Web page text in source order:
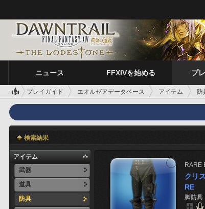
ニュース FFXIVを始める プ
プレイガイド エオルゼアデータベース アイテム 防
検索結果
アイテム
武器
道具
防具
RARE
クリ
RE
脚防具